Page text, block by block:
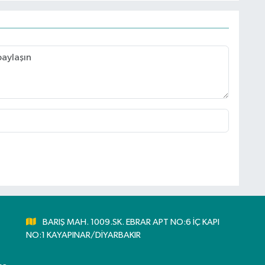
BARIŞ MAH. 1009.SK. EBRAR APT NO:6 İÇ KAPI
NO:1 KAYAPINAR/DİYARBAKIR